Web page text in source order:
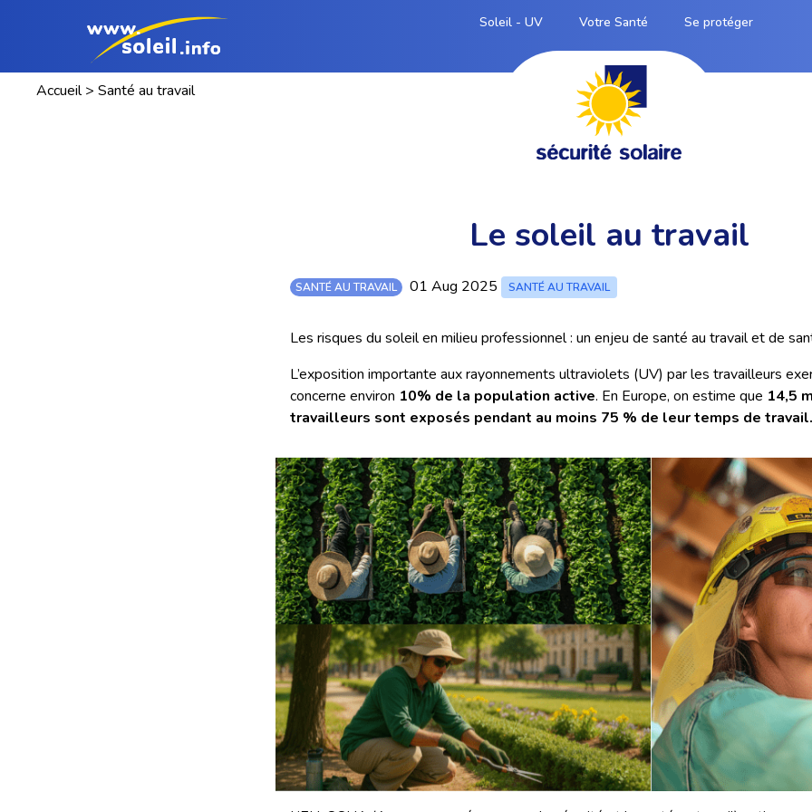
Soleil - UV Votre Santé Se protéger
Accueil > Santé au travail
Le soleil au travail
SANTÉ AU TRAVAIL 01 Aug 2025 SANTÉ AU TRAVAIL
Les risques du soleil en milieu professionnel : un enjeu de santé au travail et de
L’exposition importante aux rayonnements ultraviolets (UV) par les travailleurs
concerne environ 10% de la population active. En Europe, on estime que 14,5
travailleurs sont exposés pendant au moins 75 % de leur temps de travail.